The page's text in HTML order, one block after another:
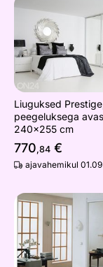
Liuguksed
Otsi
Liuguksed
peegeluksega
240x255 cm
770,84 €
ajavahemikul
Liuguksed
Otsi